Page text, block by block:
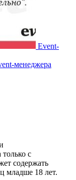
Event-
менеджера
с
содержать
младше 18 лет.